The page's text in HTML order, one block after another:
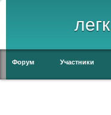
Форум Участники